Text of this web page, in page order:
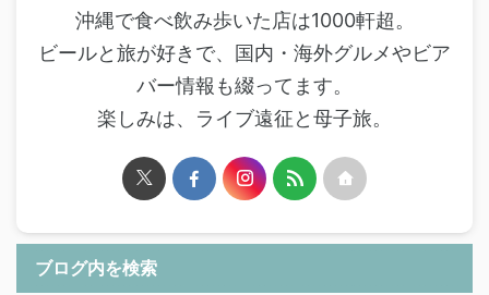
沖縄で食べ飲み歩いた店は1000軒超。
ビールと旅が好きで、国内・海外グルメやビア
バー情報も綴ってます。
楽しみは、ライブ遠征と母子旅。
ブログ内を検索